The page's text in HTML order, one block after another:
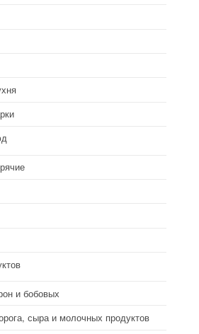
и бобовых
сыра и молочных продуктов